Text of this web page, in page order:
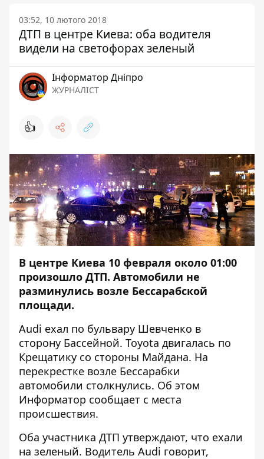
03:52, 10 лютого 2018
ДТП в центре Киева: оба водителя
видели на светофорах зеленый
Інформатор Дніпро
ЖУРНАЛІСТ
👍
В центре Киева 10 февраля около 01:00
произошло ДТП. Автомобили не
разминулись возле Бессарабской
площади.
Audi ехал по бульвару Шевченко в
сторону Бассейной. Toyota двигалась по
Крещатику со стороны Майдана. На
перекрестке возле Бессарабки
автомобили столкнулись. Об этом
Информатор сообщает с места
происшествия.
Оба участника ДТП утверждают, что ехали
на зеленый. Водитель Audi говорит,